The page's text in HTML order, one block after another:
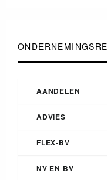
AANDELEN
ADVIES
FLEX-BV
NV EN BV